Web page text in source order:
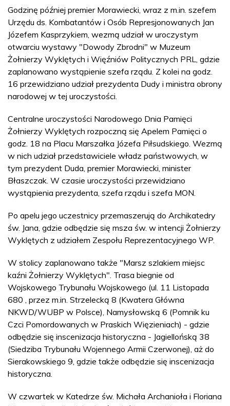
Godzinę później premier Morawiecki, wraz z m.in. szefem
Urzędu ds. Kombatantów i Osób Represjonowanych Jan
Józefem Kasprzykiem, wezmą udział w uroczystym
otwarciu wystawy "Dowody Zbrodni" w Muzeum
Żołnierzy Wyklętych i Więźniów Politycznych PRL, gdzie
zaplanowano wystąpienie szefa rządu. Z kolei na godz.
16 przewidziano udział prezydenta Dudy i ministra obrony
narodowej w tej uroczystości.
Centralne uroczystości Narodowego Dnia Pamięci
Żołnierzy Wyklętych rozpoczną się Apelem Pamięci o
godz. 18 na Placu Marszałka Józefa Piłsudskiego. Wezmą
w nich udział przedstawiciele władz państwowych, w
tym prezydent Duda, premier Morawiecki, minister
Błaszczak. W czasie uroczystości przewidziano
wystąpienia prezydenta, szefa rządu i szefa MON.
Po apelu jego uczestnicy przemaszerują do Archikatedry
św. Jana, gdzie odbędzie się msza św. w intencji Żołnierzy
Wyklętych z udziałem Zespołu Reprezentacyjnego WP.
W stolicy zaplanowano także "Marsz szlakiem miejsc
kaźni Żołnierzy Wyklętych". Trasa biegnie od
Wojskowego Trybunału Wojskowego (ul. 11 Listopada
680 , przez m.in. Strzelecką 8 (Kwatera Główna
NKWD/WUBP w Polsce), Namysłowską 6 (Pomnik ku
Czci Pomordowanych w Praskich Więzieniach) - gdzie
odbędzie się inscenizacja historyczna - Jagiellońską 38
(Siedziba Trybunału Wojennego Armii Czerwonej), aż do
Sierakowskiego 9, gdzie także odbędzie się inscenizacja
historyczna.
W czwartek w Katedrze św. Michała Archanioła i Floriana